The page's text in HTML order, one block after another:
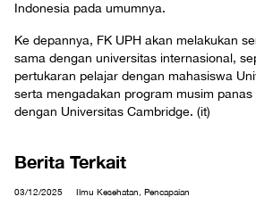
Indonesia pada umumnya.
Ke depannya, FK UPH akan melakukan
sama dengan universitas internasional,
pertukaran pelajar dengan mahasiswa
serta mengadakan program musim
dengan Universitas Cambridge. (it)
Berita Terkait
03/12/2025 Ilmu Kesehatan, Pencapaian